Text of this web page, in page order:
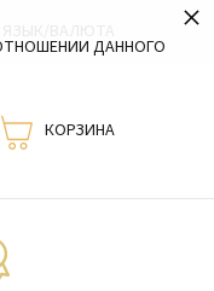
КОРЗИНА
ДАННОГО
×